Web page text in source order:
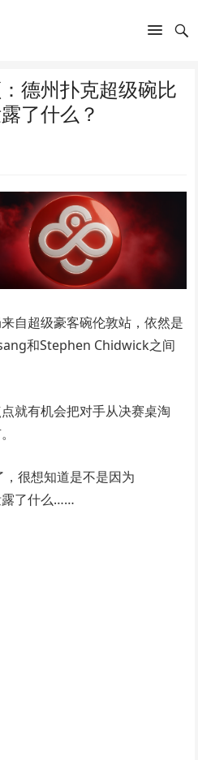
德州扑克超级碗比
了什么？
自超级豪客碗伦敦站，依然是
和Stephen Chidwick之间
就有机会把对手从决赛桌淘
很想知道是不是因为
露了什么……